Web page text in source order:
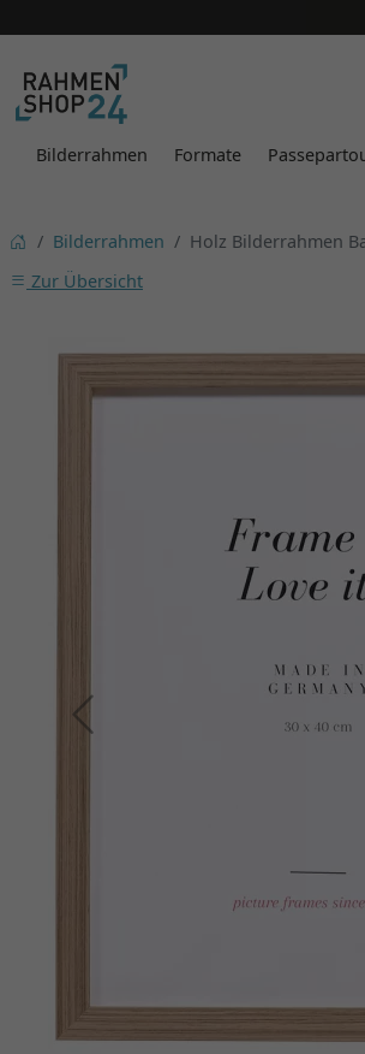
Bilderrahmen Formate
Bilderrahmen
Holz Bilderrahmen
Zur Übersicht
Zurück